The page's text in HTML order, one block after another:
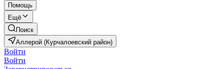
Помощь
Ещё
Поиск
Аллерой (Курчалоевский район)
Войти
Войти